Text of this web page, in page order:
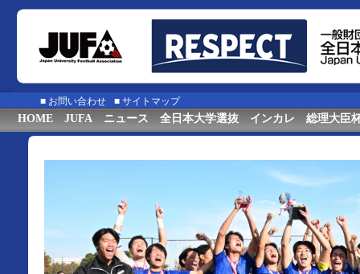
■ お問い合わせ ■ サイトマップ
HOME JUFA ニュース 全日本大学選抜 インカレ 総理大臣